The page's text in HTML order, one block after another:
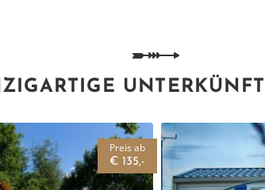
Preis ab
€ 135,-